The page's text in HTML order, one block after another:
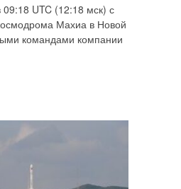
09:18 UTC (12:18 мск) с
Махиа в Новой
командами компании